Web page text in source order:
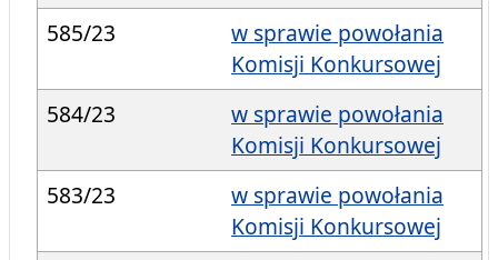
585/23
w sprawie powołania
Komisji Konkursowej
584/23
w sprawie powołania
Komisji Konkursowej
583/23
w sprawie powołania
Komisji Konkursowej